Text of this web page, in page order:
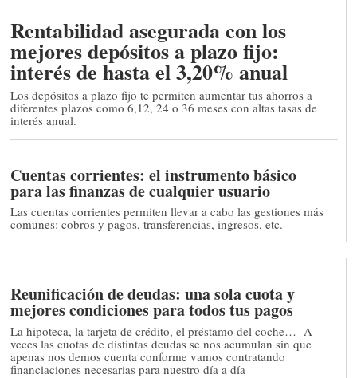
Rentabilidad asegurada con los
mejores depósitos a plazo fijo:
interés de hasta el 3,20% anual
Los depósitos a plazo fijo te permiten aumentar tus ahorros a
diferentes plazos como 6,12, 24 o 36 meses con altas tasas de
interés anual.
Cuentas corrientes: el instrumento básico
para las finanzas de cualquier usuario
Las cuentas corrientes permiten llevar a cabo las gestiones más
comunes: cobros y pagos, transferencias, ingresos, etc.
Reunificación de deudas: una sola cuota y
mejores condiciones para todos tus pagos
La hipoteca, la tarjeta de crédito, el préstamo del coche… A
veces las cuotas de distintas deudas se nos acumulan sin que
apenas nos demos cuenta conforme vamos contratando
financiaciones necesarias para nuestro día a día